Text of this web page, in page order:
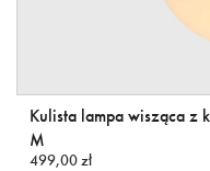
Kulista lampa wisząca z
M
499,00 zł